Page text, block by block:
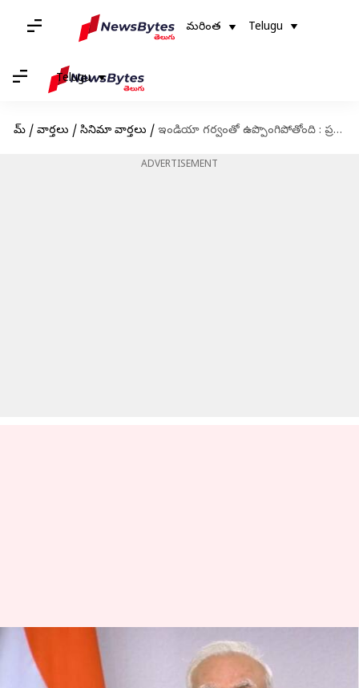
మరింత Telugu
Telugu
హోమ్ / వార్తలు / సినిమా వార్తలు / ఇండియా గర్వంతో ఉప్పొంగిపోతోంది : ప్రధాని మోదీ
ADVERTISEMENT
ఇండియా గర్వంతో ఉప్పొంగిపోతోంది :
ప్రధాని మోదీ